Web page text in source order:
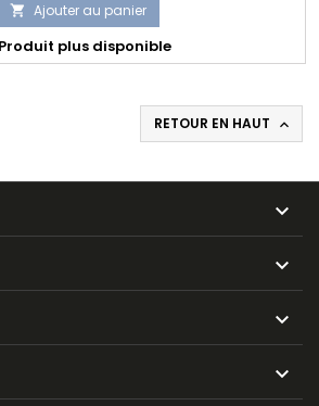
 Ajouter au panier
Produit plus disponible
RETOUR EN HAUT 



